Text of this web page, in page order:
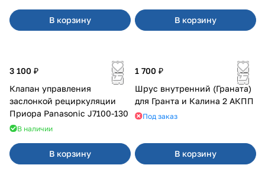
В корзину В корзину
3 100 ₽
Клапан управления
заслонкой рециркуляции
Приора Panasonic J7100-130
В наличии
В корзину
1 700 ₽
Шрус внутренний (Граната)
для Гранта и Калина 2 АКПП
Под заказ
В корзину